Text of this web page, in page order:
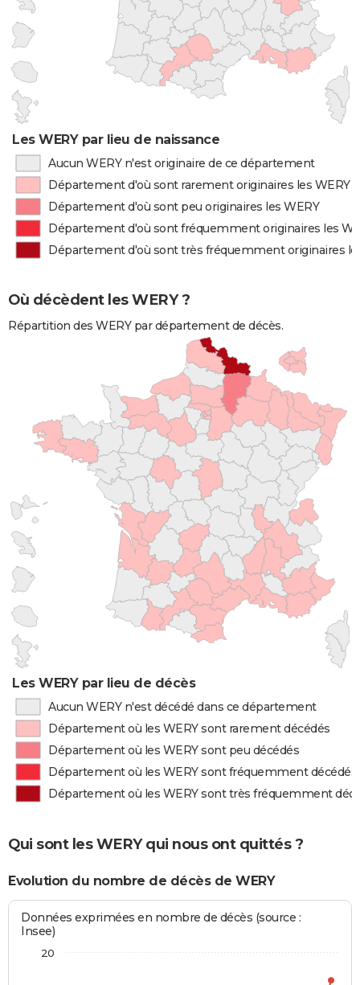
Les WERY par lieu de naissance
Aucun WERY n'est originaire de ce département
Département d'où sont rarement originaires les WERY
Département d'où sont peu originaires les WERY
Département d'où sont fréquemment originaires les
Département d'où sont très fréquemment originaires
Où décèdent les WERY ?
Répartition des WERY par département de décès.
Les WERY par lieu de décès
Aucun WERY n'est décédé dans ce département
Département où les WERY sont rarement décédés
Département où les WERY sont peu décédés
Département où les WERY sont fréquemment décédés
Département où les WERY sont très fréquemment
Qui sont les WERY qui nous ont quittés ?
Evolution du nombre de décès de WERY
Données exprimées en nombre de décès (source :
Insee)
20